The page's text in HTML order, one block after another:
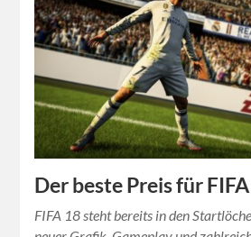
Der beste Preis für
FIFA 18 steht bereits in den